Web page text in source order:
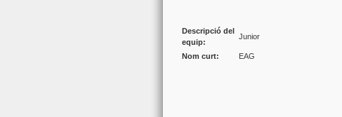
Descripció del
equip:
Junior
Nom curt: EAG